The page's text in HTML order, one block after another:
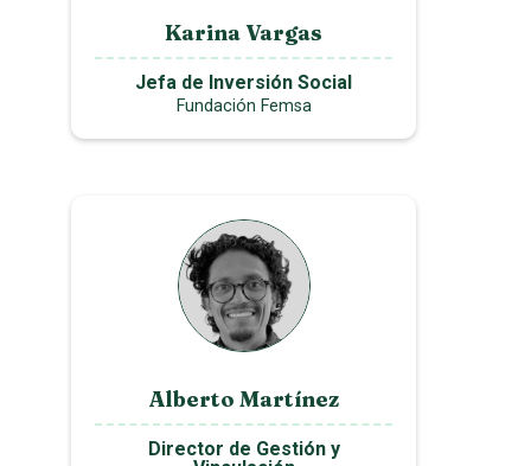
Karina Vargas
Jefa de Inversión Social
Fundación Femsa
Alberto Martínez
Director de Gestión y